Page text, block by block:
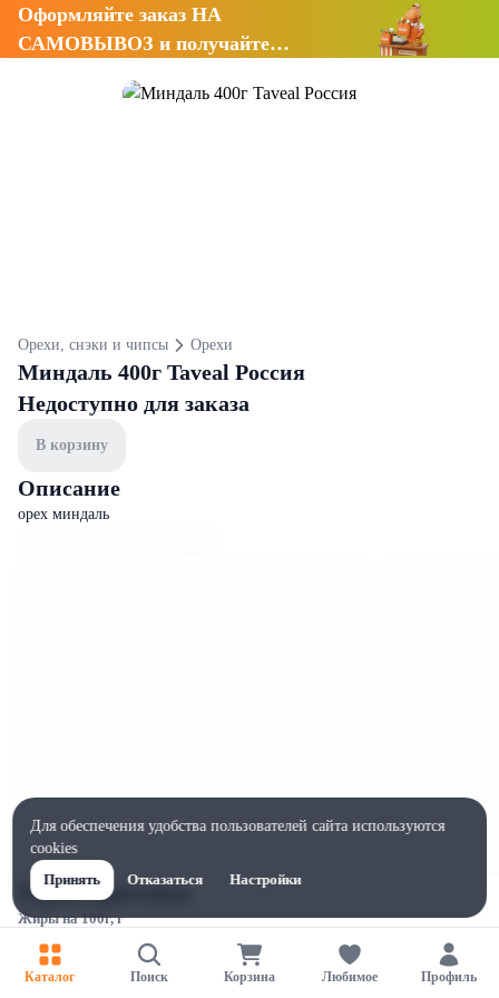
Оформляйте заказ НА
САМОВЫВОЗ и получайте
Орехи, снэки и чипсы Орехи
Миндаль 400г Taveal Россия
Недоступно для заказа
В корзину
Описание
орех миндаль
Характеристики
Жиры на 100г, г
55.9
Ширина, мм
Каталог Поиск Корзина Любимое Профиль
Для обеспечения удобства пользователей сайта используются
cookies
Принять
Отказаться Настройки